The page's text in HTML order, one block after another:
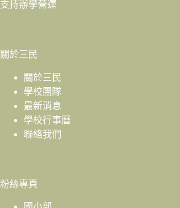
支持辦學營運
關於三民
關於三民
學校團隊
最新消息
學校行事曆
聯絡我們
粉絲專頁